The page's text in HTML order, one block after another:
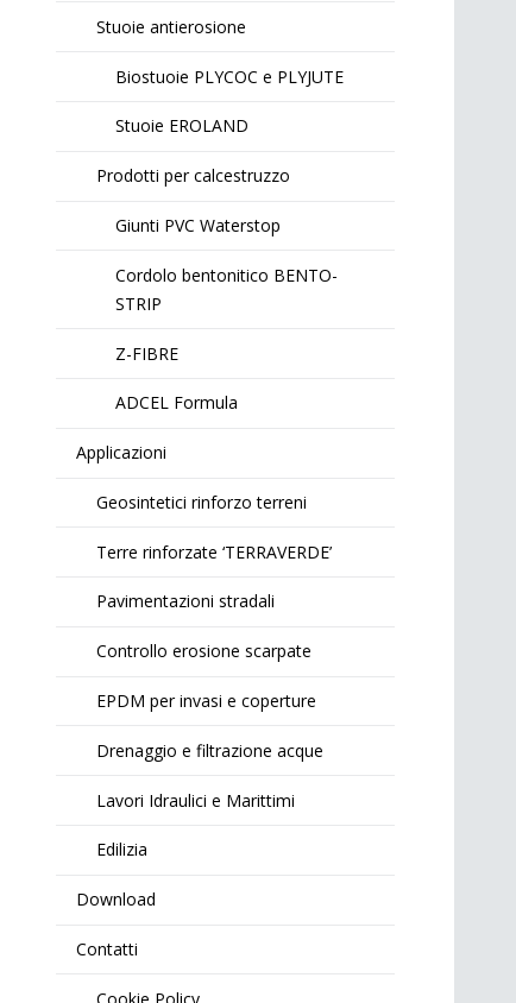
Stuoie antierosione
Biostuoie PLYCOC e PLYJUTE
Stuoie EROLAND
Prodotti per calcestruzzo
Giunti PVC Waterstop
Cordolo bentonitico BENTO-
STRIP
Z-FIBRE
ADCEL Formula
Applicazioni
Geosintetici rinforzo terreni
Terre rinforzate ‘TERRAVERDE’
Pavimentazioni stradali
Controllo erosione scarpate
EPDM per invasi e coperture
Drenaggio e filtrazione acque
Lavori Idraulici e Marittimi
Edilizia
Download
Contatti